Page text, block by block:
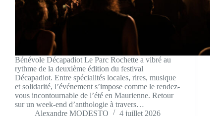
Bénévole Décapadiot Le Parc Rochette a vibré au
rythme de la deuxième édition du festival
Décapadiot. Entre spécialités locales, rires, musique
et solidarité, l’événement s’impose comme le rendez-
vous incontournable de l’été en Maurienne. Retour
sur un week-end d’anthologie à travers…
Alexandre MODESTO
4 juillet 2026